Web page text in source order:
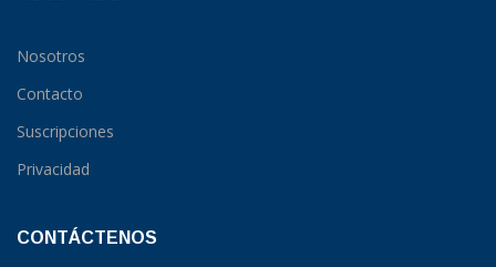
Nosotros
Contacto
Suscripciones
Privacidad
CONTÁCTENOS